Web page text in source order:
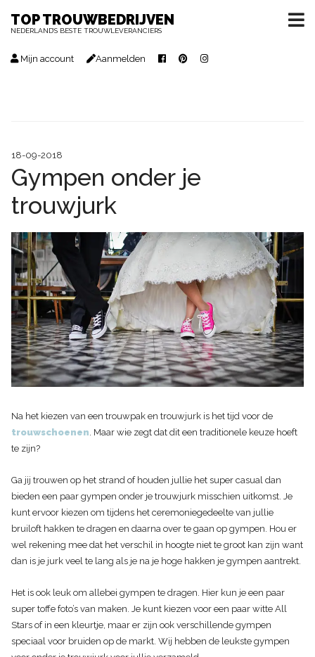
TOP TROUWBEDRIJVEN
NEDERLAND’S BESTE TROUWLEVERANCIERS
Mijn account Aanmelden
18-09-2018
Gympen onder je
trouwjurk
Na het kiezen van een trouwpak en trouwjurk is het tijd voor de
trouwschoenen. Maar wie zegt dat dit een traditionele keuze hoeft
te zijn?
Ga jij trouwen op het strand of houden jullie het super casual dan
bieden een paar gympen onder je trouwjurk misschien uitkomst. Je
kunt ervoor kiezen om tijdens het ceremoniegedeelte van jullie
bruiloft hakken te dragen en daarna over te gaan op gympen. Hou er
wel rekening mee dat het verschil in hoogte niet te groot kan zijn want
dan is je jurk veel te lang als je na je hoge hakken je gympen aantrekt.
Het is ook leuk om allebei gympen te dragen. Hier kun je een paar
super toffe foto’s van maken. Je kunt kiezen voor een paar witte All
Stars of in een kleurtje, maar er zijn ook verschillende gympen
speciaal voor bruiden op de markt. Wij hebben de leukste gympen